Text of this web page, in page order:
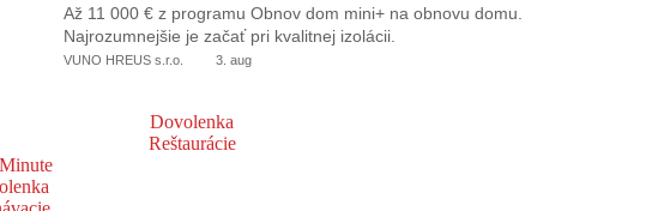
Až 11 000 € z programu Obnov dom mini+ na obnovu domu.
Najrozumnejšie je začať pri kvalitnej izolácii.
VUNO HREUS s.r.o. 3. aug
Dovolenka
Reštaurácie